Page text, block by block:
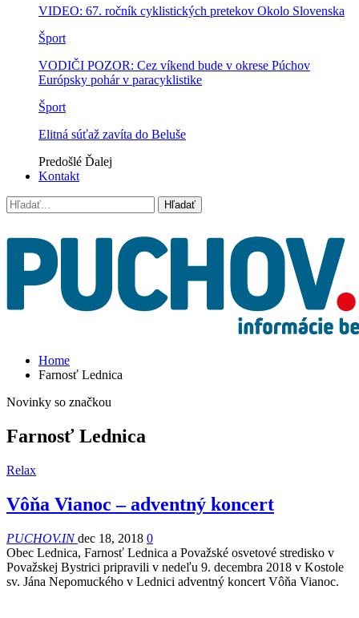
VIDEO: 67. ročník cyklistických pretekov Okolo Slovenska
Šport
VODIČI POZOR: Cez víkend bude v okrese Púchov
Európsky pohár v paracyklistike
Šport
Elitná súťaž zavíta do Beluše
Predošlé Ďalej
Kontakt
Home
Farnosť Lednica
Novinky so značkou
Farnosť Lednica
Relax
Vôňa Vianoc – adventný koncert
PUCHOV.INdec 18, 2018 0
Obec Lednica, Farnosť Lednica a Považské osvetové stredisko v
Považskej Bystrici pripravili v nedeľu 9. decembra 2018 v Kostole
sv. Jána Nepomuckého v Lednici adventný koncert Vôňa Vianoc.